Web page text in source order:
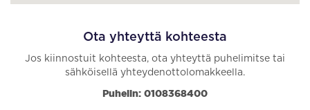
Ota yhteyttä kohteesta
Jos kiinnostuit kohteesta, ota yhteyttä puhelimitse tai
sähköisellä yhteydenottolomakkeella.
Puhelin: 0108368400